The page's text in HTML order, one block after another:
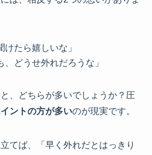
けたら嬉しいな」
、どうせ外れだろうな」
、どちらが多いでしょうか？圧
ントの方が多いのが現実です。
てば、「早く外れだとはっきり